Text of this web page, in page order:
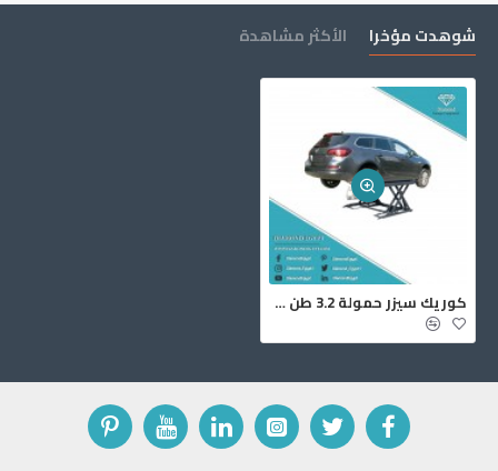
شوهدت مؤخرا الأكثر مشاهدة
‏كوريك سيزر حمولة ‎3.2 طن ‎SB‎1450